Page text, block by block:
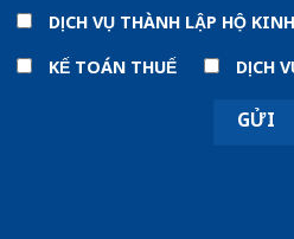
DỊCH VỤ THÀNH LẬP HỘ
KẾ TOÁN THUẾ
DỊCH